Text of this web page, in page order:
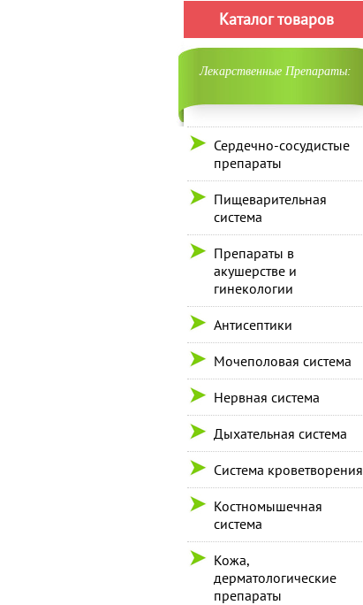
Каталог товаров
Лекарственные Препараты:
Сердечно-сосудистые
препараты
Пищеварительная
система
Препараты в
акушерстве и
гинекологии
Антисептики
Мочеполовая система
Нервная система
Дыхательная система
Система кроветворения
Костномышечная
система
Кожа,
дерматологические
препараты